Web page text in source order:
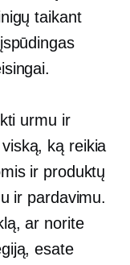
taikant
urmu ir
ką reikia
ir produktų
ir pardavimu.
ar norite
esate